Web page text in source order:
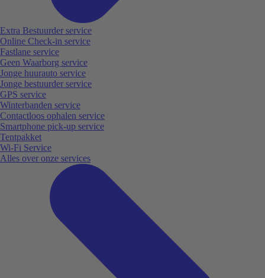
Extra Bestuurder service
Online Check-in service
Fastlane service
Geen Waarborg service
Jonge huurauto service
Jonge bestuurder service
GPS service
Winterbanden service
Contactloos ophalen service
Smartphone pick-up service
Tentpakket
Wi-Fi Service
Alles over onze services